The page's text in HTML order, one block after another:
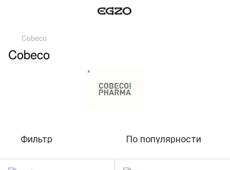
Cobeco
Cobeco
Фильтр По популярности